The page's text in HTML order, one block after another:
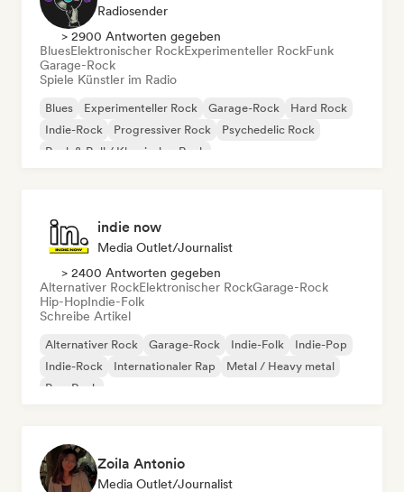
Radiosender
> 2900 Antworten gegeben
BluesElektronischer RockExperimenteller RockFunk
Garage-Rock
Spiele Künstler im Radio
Blues Experimenteller Rock Garage-Rock
Hard Rock
Indie-Rock
Progressiver Rock
Psychedelic Rock
Rock & Roll / Klassischer Rock
indie now
Media Outlet/Journalist
> 2400 Antworten gegeben
Alternativer RockElektronischer RockGarage-Rock
Hip-HopIndie-Folk
Schreibe Artikel
Alternativer Rock Garage-Rock Indie-Folk
Indie-Pop
Indie-Rock
Internationaler Rap
Metal / Heavy metal
Pop-Rock
Zoila Antonio
Media Outlet/Journalist